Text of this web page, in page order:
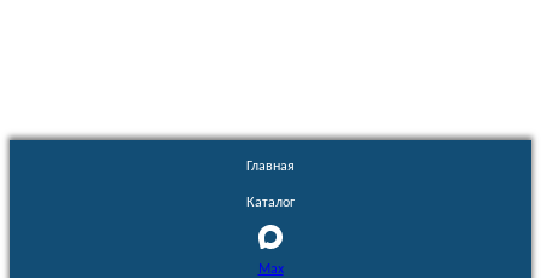
Главная
Каталог
Max